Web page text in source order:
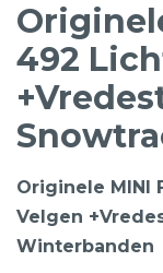
492
Originele MINI
Velgen
Winterbanden